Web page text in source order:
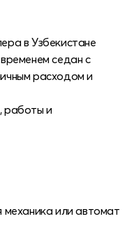
в Узбекистане
седан с
расходом и
работы и
механика или автомат